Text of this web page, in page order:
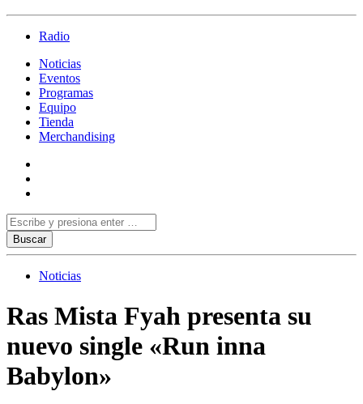
Radio
Noticias
Eventos
Programas
Equipo
Tienda
Merchandising
Noticias
Ras Mista Fyah presenta su
nuevo single «Run inna
Babylon»